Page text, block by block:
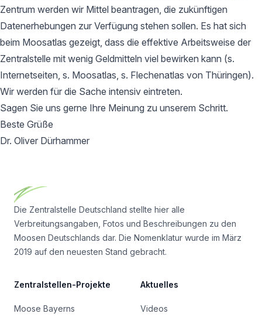
Zentrum werden wir Mittel beantragen, die zukünftigen
Datenerhebungen zur Verfügung stehen sollen. Es hat sich
beim Moosatlas gezeigt, dass die effektive Arbeitsweise der
Zentralstelle mit wenig Geldmitteln viel bewirken kann (s.
Internetseiten, s. Moosatlas, s. Flechenatlas von Thüringen).
Wir werden für die Sache intensiv eintreten.
Sagen Sie uns gerne Ihre Meinung zu unserem Schritt.
Beste Grüße
Dr. Oliver Dürhammer
Die Zentralstelle Deutschland stellte hier alle
Verbreitungsangaben, Fotos und Beschreibungen zu den
Moosen Deutschlands dar. Die Nomenklatur wurde im März
2019 auf den neuesten Stand gebracht.
Zentralstellen-Projekte
Moose Bayerns
Aktuelles
Videos